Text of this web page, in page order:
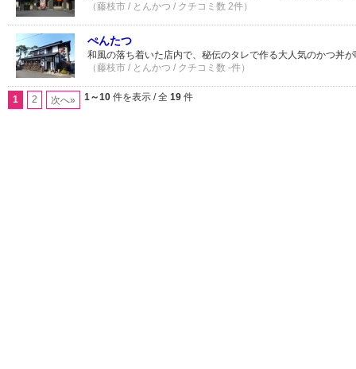
（藤枝市 / とんかつ / クチコミ数 2件）
ぺんたつ
和風の落ち着いた店内で、秘伝のタレで作る大人気のかつ丼
（藤枝市 / とんかつ / クチコミ数 -件）
1 2 次へ» 1～10 件を表示 / 全 19 件